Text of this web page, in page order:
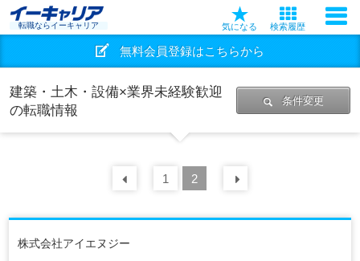
転職ならイーキャリア 気になる 検索履歴
無料会員登録はこちらから
建築・土木・設備×業界未経験歓迎
の転職情報
条件変更
前の 30
1 2
株式会社アイエヌジー